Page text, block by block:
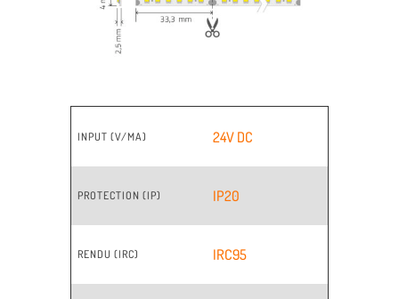
INPUT (V/MA) 24V DC
PROTECTION (IP) IP20
RENDU (IRC) IRC95